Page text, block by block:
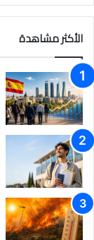
ب
و
ك
ي
و
ب
الأكثر مشاهدة